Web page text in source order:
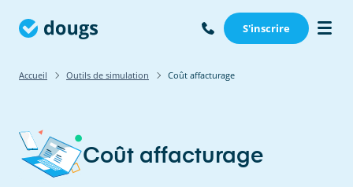
S'inscrire
Accueil Outils de simulation Coût affacturage
Coût affacturage